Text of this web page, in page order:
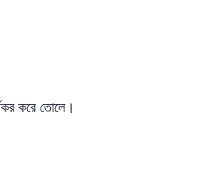
করে তোলে।